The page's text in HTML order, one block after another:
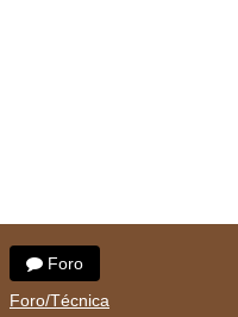
Foro
Foro/Técnica